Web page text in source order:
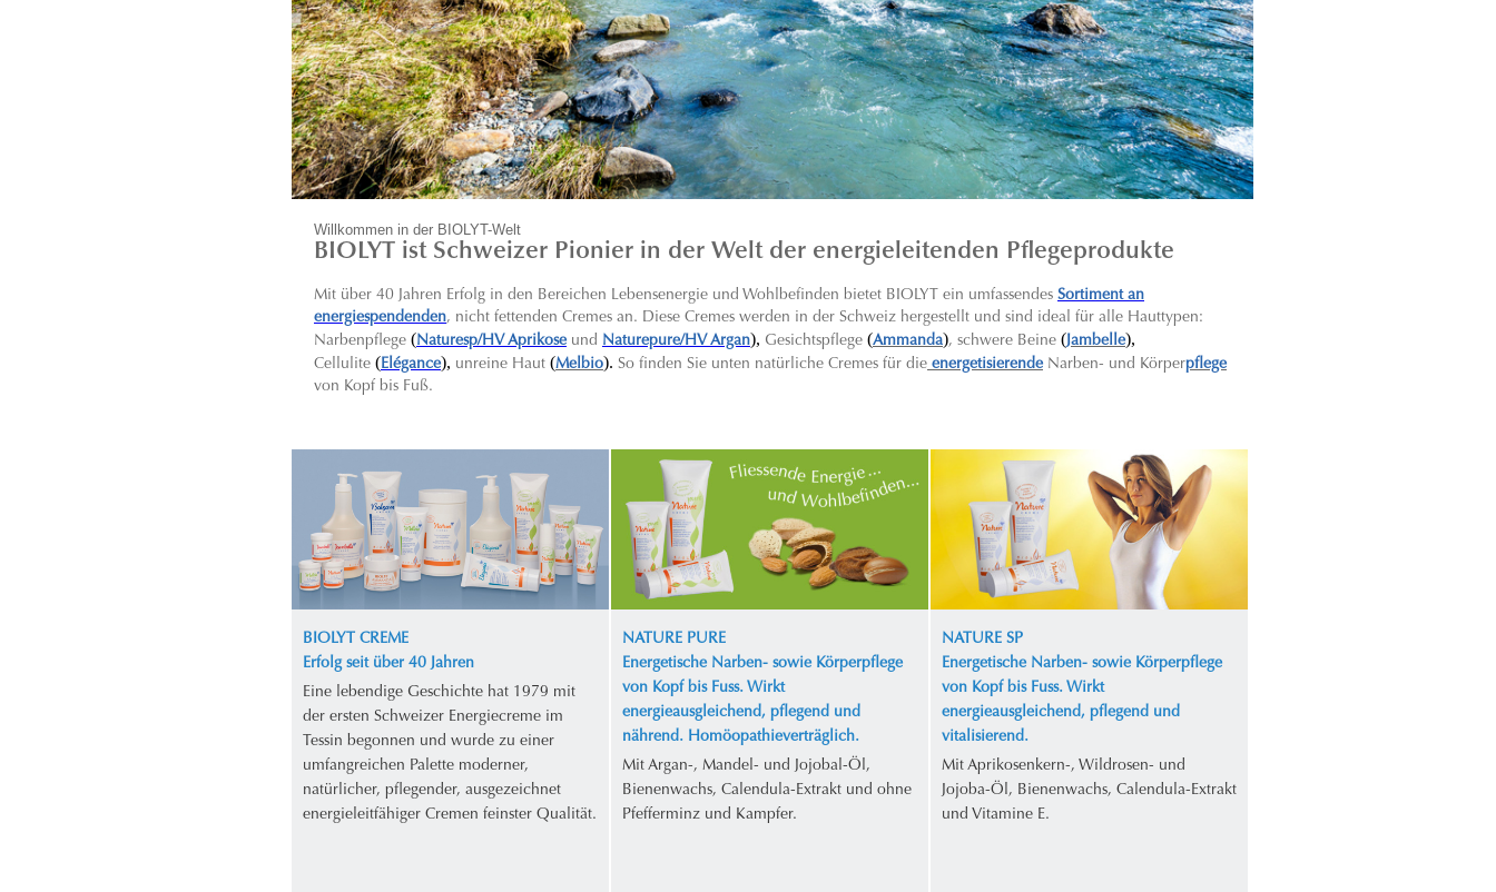
Willkommen in der BIOLYT-Welt
BIOLYT ist Schweizer Pionier in der Welt der energieleitenden Pflegeprodukte
Mit über 40 Jahren Erfolg in den Bereichen Lebensenergie und Wohlbefinden bietet BIOLYT ein umfassendes Sortiment an
energiespendenden, nicht fettenden Cremes an. Diese Cremes werden in der Schweiz hergestellt und sind ideal für alle Hauttypen:
Narbenpflege (Naturesp/HV Aprikose und Naturepure/HV Argan), Gesichtspflege (Ammanda), schwere Beine (Jambelle),
Cellulite (Elégance), unreine Haut (Melbio). So finden Sie unten natürliche Cremes für die energetisierendeNarben- und Körperpflege
von Kopf bis Fuß.
BIOLYT CREME
Erfolg seit über 40 Jahren
Eine lebendige Geschichte hat 1979 mit
der ersten Schweizer Energiecreme im
Tessin begonnen und wurde zu einer
umfangreichen Palette moderner,
natürlicher, pflegender, ausgezeichnet
energieleitfähiger Cremen feinster Qualität.
NATURE PURE
Energetische Narben- sowie Körperpflege
von Kopf bis Fuss. Wirkt
energieausgleichend, pflegend und
nährend. Homöopathieverträglich.
Mit Argan-, Mandel- und Jojobal-Öl,
Bienenwachs, Calendula-Extrakt und ohne
Pfefferminz und Kampfer.
NATURE SP
Energetische Narben- sowie Körperpflege
von Kopf bis Fuss. Wirkt
energieausgleichend, pflegend und
vitalisierend.
Mit Aprikosenkern-, Wildrosen- und
Jojoba-Öl, Bienenwachs, Calendula-Extrakt
und Vitamine E.